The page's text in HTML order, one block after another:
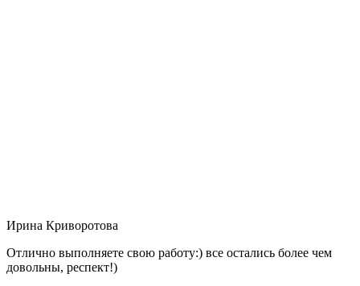
Ирина Криворотова
Отлично выполняете свою работу:) все остались более чем
довольны, респект!)